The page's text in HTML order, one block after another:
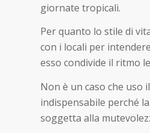
giornate tropicali.
Per quanto lo stile di
con i locali per
esso condivide il ritmo
Non è un caso che uso
indispensabile perché
soggetta alla